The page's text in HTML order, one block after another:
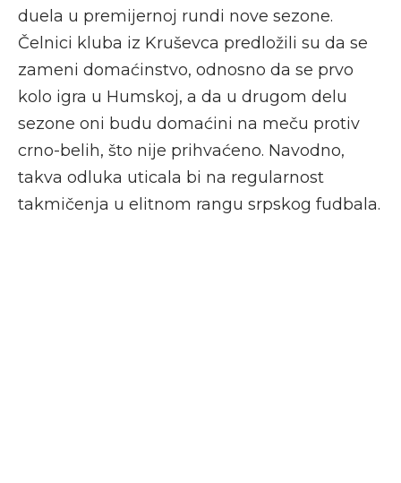
duela u premijernoj rundi nove sezone.
Čelnici kluba iz Kruševca predložili su da se
zameni domaćinstvo, odnosno da se prvo
kolo igra u Humskoj, a da u drugom delu
sezone oni budu domaćini na meču protiv
crno-belih, što nije prihvaćeno. Navodno,
takva odluka uticala bi na regularnost
takmičenja u elitnom rangu srpskog fudbala.